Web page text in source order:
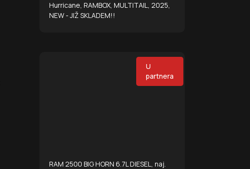
Hurricane, RAMBOX, MULTITAIL, 2025,
NEW - JIŽ SKLADEM!!
U
partnera
RAM 2500 BIG HORN 6.7L DIESEL, naj.